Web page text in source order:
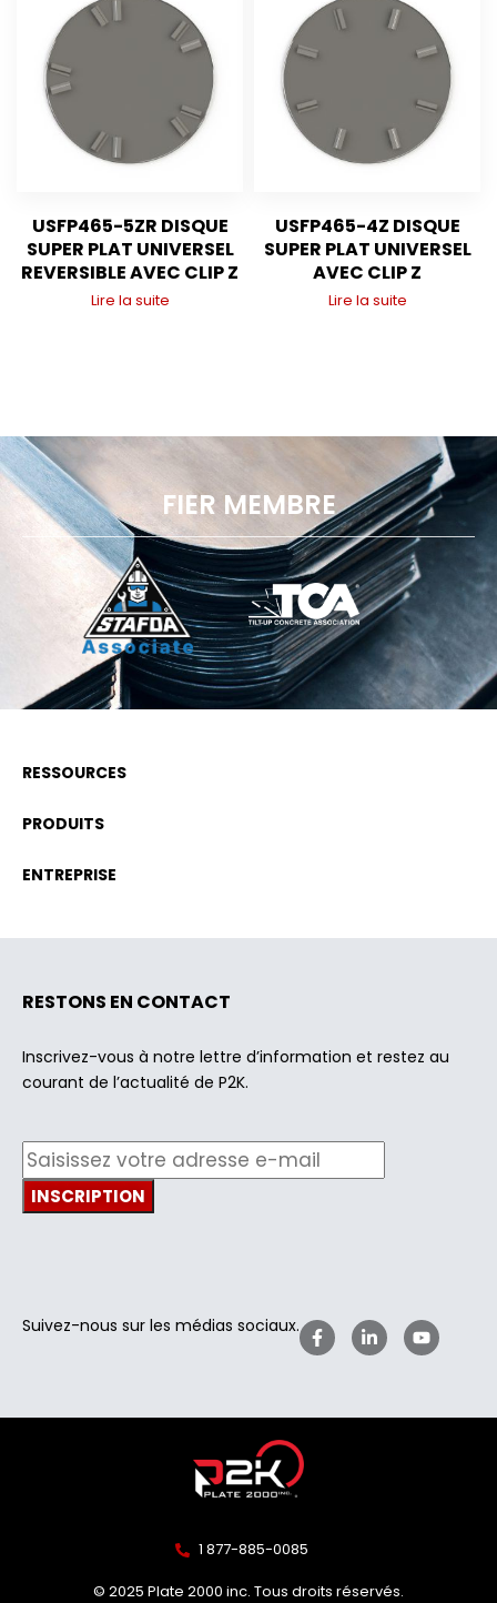
USFP465-5ZR DISQUE
SUPER PLAT UNIVERSEL
REVERSIBLE AVEC CLIP Z
Lire la suite
USFP465-4Z DISQUE
SUPER PLAT UNIVERSEL
AVEC CLIP Z
Lire la suite
FIER MEMBRE
RESSOURCES
PRODUITS
ENTREPRISE
RESTONS EN CONTACT
Inscrivez-vous à notre lettre d’information et restez au
courant de l’actualité de P2K.
Suivez-nous sur les médias sociaux.
1 877-885-0085
© 2025 Plate 2000 inc. Tous droits réservés.